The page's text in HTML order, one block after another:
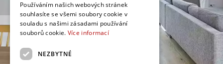
Používáním našich webových stránek
souhlasíte se všemi soubory cookie v
souladu s našimi zásadami používání
souborů cookie. Více informací
NEZBYTNÉ